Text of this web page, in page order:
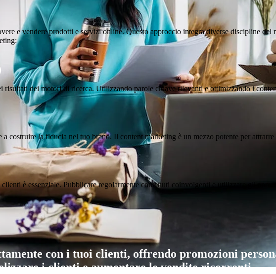
e vendere prodotti e servizi online. Questo approccio integra diverse discipline
risultati dei motori di ricerca. Utilizzando parole chiave rilevanti e ottimizzando i
costruire la fiducia nel tuo brand. Il content marketing è un mezzo potente per
è essenziale. Pubblicare regolarmente contenuti coinvolgenti e utilizzare gli
con i tuoi clienti, offrendo promozioni
i clienti e aumentare le vendite ricorrenti.